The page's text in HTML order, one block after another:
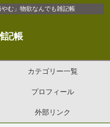
やむ」物欲なんでも雑記帳
記帳
カテゴリー一覧
プロフィール
外部リンク